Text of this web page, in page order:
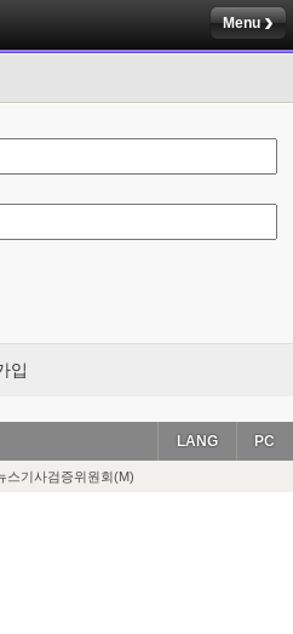
Menu
입
PC
LANG
스기사검증위원회(M)